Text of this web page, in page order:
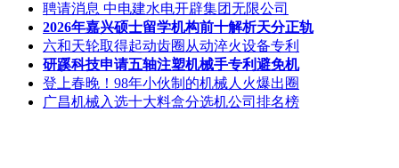
聘请消息 中电建水电开辟集团无限公司
2026年嘉兴硕士留学机构前十解析天分正轨
六和天轮取得起动齿圈从动淬火设备专利
研蹊科技申请五轴注塑机械手专利避免机
登上春晚！98年小伙制的机械人火爆出圈
广昌机械入选十大料盒分选机公司排名榜